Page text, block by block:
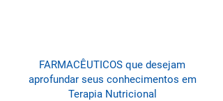
FARMACÊUTICOS que desejam
aprofundar seus conhecimentos em
Terapia Nutricional